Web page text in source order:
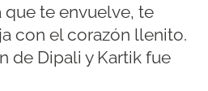
que te envuelve, te
con el corazón llenito.
de Dipali y Kartik fue